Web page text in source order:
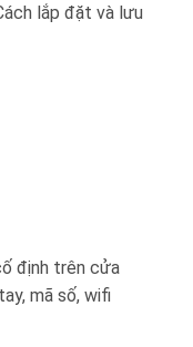
lắp đặt và lưu
định trên cửa
mã số, wifi